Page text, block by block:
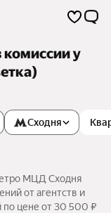
комиссии у
Сходня
МЦД Сходня
от агентств и
по цене от 30 500 ₽